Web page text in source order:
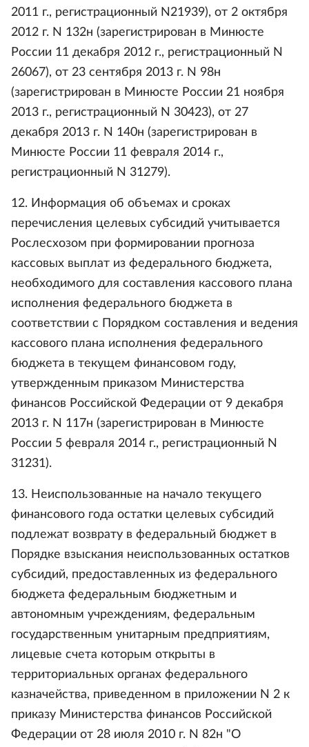
2011 г., регистрационный N21939), от 2 октября
2012 г. N 132н (зарегистрирован в Минюсте
России 11 декабря 2012 г., регистрационный N
26067), от 23 сентября 2013 г. N 98н
(зарегистрирован в Минюсте России 21 ноября
2013 г., регистрационный N 30423), от 27
декабря 2013 г. N 140н (зарегистрирован в
Минюсте России 11 февраля 2014 г.,
регистрационный N 31279).
12. Информация об объемах и сроках
перечисления целевых субсидий учитывается
Рослесхозом при формировании прогноза
кассовых выплат из федерального бюджета,
необходимого для составления кассового плана
исполнения федерального бюджета в
соответствии с Порядком составления и ведения
кассового плана исполнения федерального
бюджета в текущем финансовом году,
утвержденным приказом Министерства
финансов Российской Федерации от 9 декабря
2013 г. N 117н (зарегистрирован в Минюсте
России 5 февраля 2014 г., регистрационный N
31231).
13. Неиспользованные на начало текущего
финансового года остатки целевых субсидий
подлежат возврату в федеральный бюджет в
Порядке взыскания неиспользованных остатков
субсидий, предоставленных из федерального
бюджета федеральным бюджетным и
автономным учреждениям, федеральным
государственным унитарным предприятиям,
лицевые счета которым открыты в
территориальных органах федерального
казначейства, приведенном в приложении N 2 к
приказу Министерства финансов Российской
Федерации от 28 июля 2010 г. N 82н "О